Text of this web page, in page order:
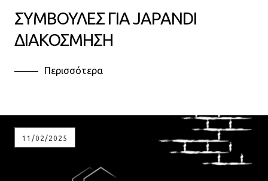
ΣΥΜΒΟΥΛΕΣ ΓΙΑ JAPANDI
ΔΙΑΚΟΣΜΗΣΗ
Περισσότερα
11/02/2025